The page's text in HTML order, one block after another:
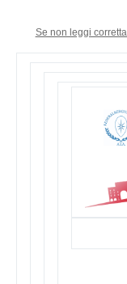
Se non leggi